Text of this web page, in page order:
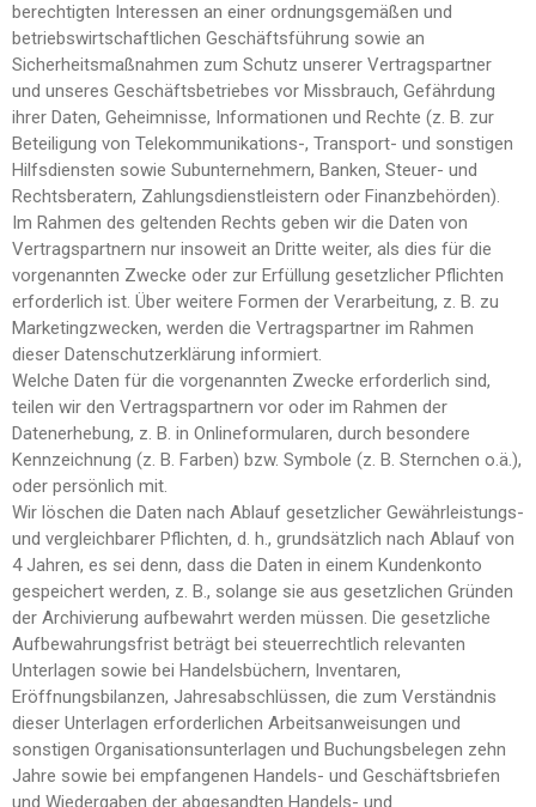
berechtigten Interessen an einer ordnungsgemäßen und
betriebswirtschaftlichen Geschäftsführung sowie an
Sicherheitsmaßnahmen zum Schutz unserer Vertragspartner
und unseres Geschäftsbetriebes vor Missbrauch, Gefährdung
ihrer Daten, Geheimnisse, Informationen und Rechte (z. B. zur
Beteiligung von Telekommunikations-, Transport- und sonstigen
Hilfsdiensten sowie Subunternehmern, Banken, Steuer- und
Rechtsberatern, Zahlungsdienstleistern oder Finanzbehörden).
Im Rahmen des geltenden Rechts geben wir die Daten von
Vertragspartnern nur insoweit an Dritte weiter, als dies für die
vorgenannten Zwecke oder zur Erfüllung gesetzlicher Pflichten
erforderlich ist. Über weitere Formen der Verarbeitung, z. B. zu
Marketingzwecken, werden die Vertragspartner im Rahmen
dieser Datenschutzerklärung informiert.
Welche Daten für die vorgenannten Zwecke erforderlich sind,
teilen wir den Vertragspartnern vor oder im Rahmen der
Datenerhebung, z. B. in Onlineformularen, durch besondere
Kennzeichnung (z. B. Farben) bzw. Symbole (z. B. Sternchen o.ä.),
oder persönlich mit.
Wir löschen die Daten nach Ablauf gesetzlicher Gewährleistungs-
und vergleichbarer Pflichten, d. h., grundsätzlich nach Ablauf von
4 Jahren, es sei denn, dass die Daten in einem Kundenkonto
gespeichert werden, z. B., solange sie aus gesetzlichen Gründen
der Archivierung aufbewahrt werden müssen. Die gesetzliche
Aufbewahrungsfrist beträgt bei steuerrechtlich relevanten
Unterlagen sowie bei Handelsbüchern, Inventaren,
Eröffnungsbilanzen, Jahresabschlüssen, die zum Verständnis
dieser Unterlagen erforderlichen Arbeitsanweisungen und
sonstigen Organisationsunterlagen und Buchungsbelegen zehn
Jahre sowie bei empfangenen Handels- und Geschäftsbriefen
und Wiedergaben der abgesandten Handels- und